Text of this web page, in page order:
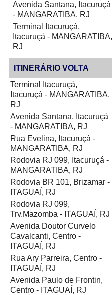
Avenida Santana, Itacuruçá
- MANGARATIBA, RJ
Terminal Itacuruçá,
Itacuruçá - MANGARATIBA,
RJ
ITINERÁRIO VOLTA
Terminal Itacuruçá,
Itacuruçá - MANGARATIBA,
RJ
Avenida Santana, Itacuruçá
- MANGARATIBA, RJ
Rua Evelina, Itacuruçá -
MANGARATIBA, RJ
Rodovia RJ 099, Itacuruçá -
MANGARATIBA, RJ
Rodovia BR 101, Brizamar -
ITAGUAÍ, RJ
Rodovia RJ 099,
Trv.Mazomba - ITAGUAÍ, RJ
Avenida Doutor Curvelo
Cavalcanti, Centro -
ITAGUAÍ, RJ
Rua Ary Parreira, Centro -
ITAGUAÍ, RJ
Avenida Paulo de Frontin,
Centro - ITAGUAÍ, RJ